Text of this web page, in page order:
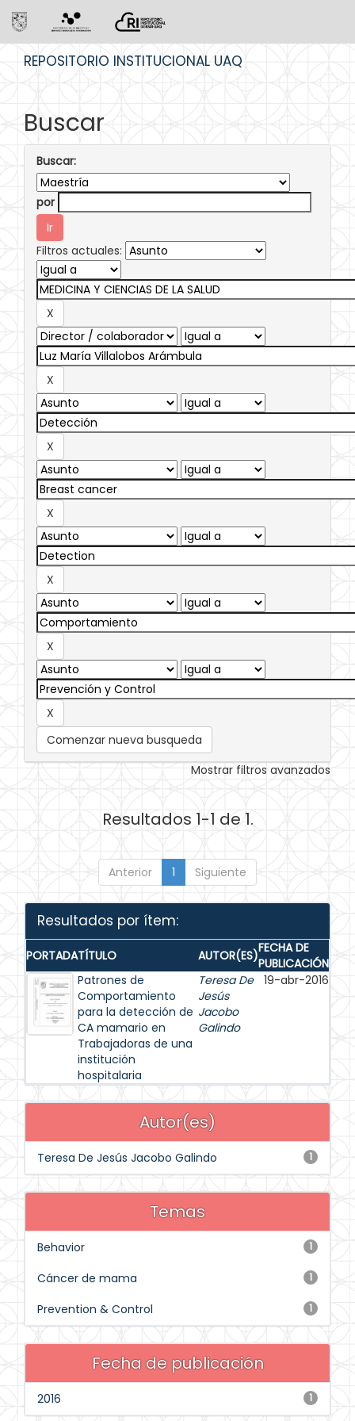
REPOSITORIO INSTITUCIONAL UAQ
Buscar
Buscar:
por
Filtros actuales:
Comenzar nueva busqueda
Mostrar filtros avanzados
Resultados 1-1 de 1.
Anterior 1 Siguiente
Resultados por ítem:
PORTADATÍTULO AUTOR(ES)FECHA DE
PUBLICACIÓN
Patrones de
Comportamiento
para la detección de
CA mamario en
Trabajadoras de una
institución
hospitalaria
Teresa De
Jesús
Jacobo
Galindo
19-abr-2016
Autor(es)
1
Teresa De Jesús Jacobo Galindo
Temas
1
Behavior
1
Cáncer de mama
1
Prevention & Control
Fecha de publicación
1
2016